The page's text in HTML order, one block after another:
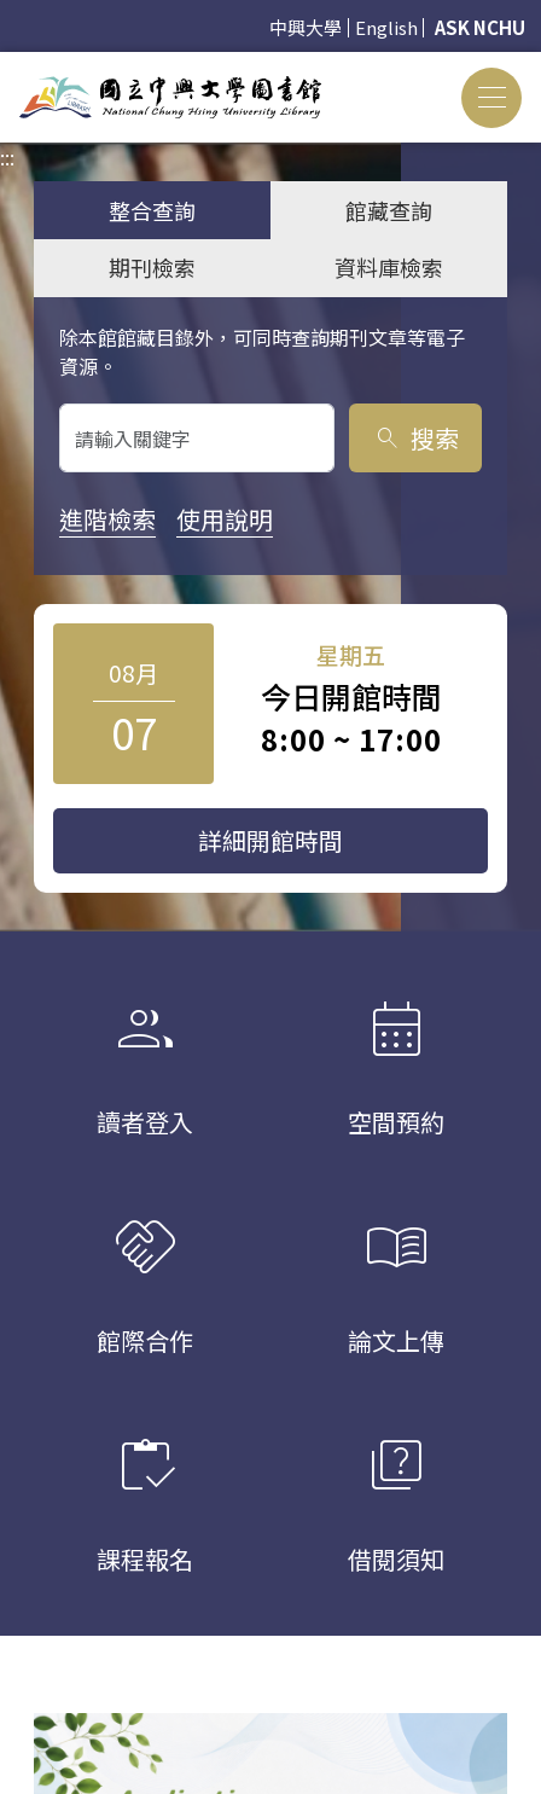
中興大學 English ASK NCHU
:::
整合查詢
館藏查詢
期刊檢索
資料庫檢索
除本館館藏目錄外，可同時查詢期刊文章等電子
資源。
關鍵字搜尋
search 搜索
進階檢索 使用說明
08月
07
星期五
今日開館時間
8:00 ~ 17:00
詳細開館時間
group
讀者登入
calendar_month
空間預約
handshake
館際合作
menu_book
論文上傳
inventory
課程報名
quiz
借閱須知